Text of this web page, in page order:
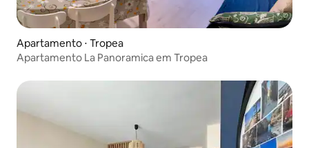
Apartamento ⋅ Tropea
Apartamento La Panoramica em Tropea